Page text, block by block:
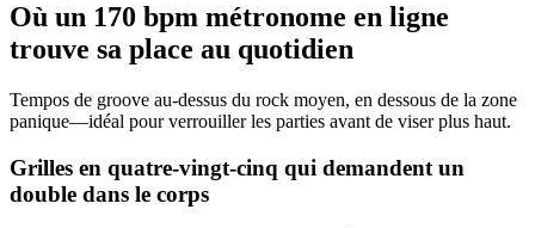
Où un 170 bpm métronome en ligne
trouve sa place au quotidien
Tempos de groove au-dessus du rock moyen, en dessous de la zone
panique—idéal pour verrouiller les parties avant de viser plus haut.
Grilles en quatre-vingt-cinq qui demandent un
double dans le corps